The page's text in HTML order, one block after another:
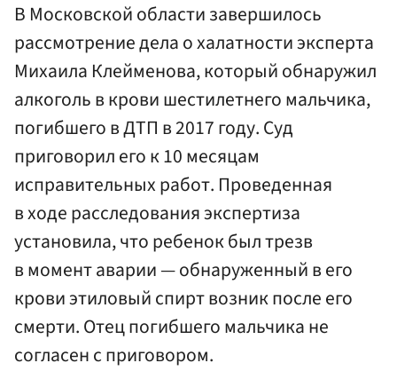
В Московской области завершилось
рассмотрение дела о халатности эксперта
Михаила Клейменова, который обнаружил
алкоголь в крови шестилетнего мальчика,
погибшего в ДТП в 2017 году. Суд
приговорил его к 10 месяцам
исправительных работ. Проведенная
в ходе расследования экспертиза
установила, что ребенок был трезв
в момент аварии — обнаруженный в его
крови этиловый спирт возник после его
смерти. Отец погибшего мальчика не
согласен с приговором.